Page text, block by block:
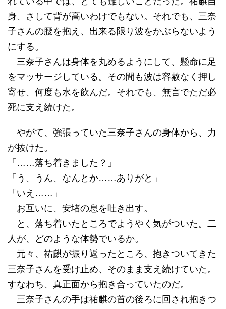
身、さして背が高いわけでもない。それでも、三奈
子さんの腰を抱え、出来る限り波をかぶらないよう
にする。
三奈子さんは身体を丸めるようにして、懸命に足
をマッサージしている。その間も波は容赦なく押し
寄せ、何度も水を飲んだ。それでも、無言でただ必
死に支え続けた。
やがて、強張っていた三奈子さんの身体から、力
が抜けた。
「……落ち着きました？」
「う、うん、なんとか……ありがと」
「いえ……」
お互いに、安堵の息を吐き出す。
と、落ち着いたところでようやく気がついた。二
人が、どのような体勢でいるか。
元々、祐麒が振り返ったところ、抱きついてきた
三奈子さんを受け止め、そのまま支え続けていた。
すなわち、真正面から抱き合っていたのだ。
三奈子さんの手は祐麒の首の後ろに回され抱きつ